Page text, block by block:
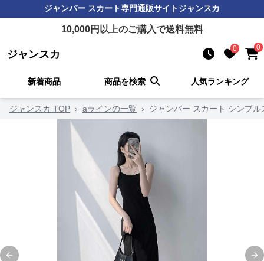
ジャンパー スカート専門通販サイトジャンスカ
10,000円以上のご購入で送料無料
ジャンスカ 0 0
新着商品 商品を検索 人気ランキング
ジャンスカ TOP › aラインの一覧 › ジャンパー スカート シンプ